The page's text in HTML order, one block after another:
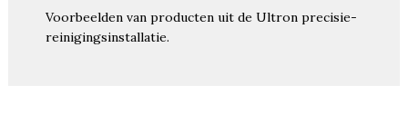
Voorbeelden van producten uit de Ultron precisie-
reinigingsinstallatie.